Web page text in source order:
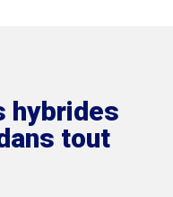
hybrides
tout